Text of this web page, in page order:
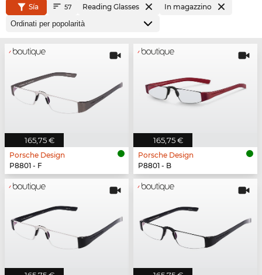
Sía 57 Reading Glasses In magazzino
165,75 €
Porsche Design
P8801 - F
165,75 €
Porsche Design
P8801 - B